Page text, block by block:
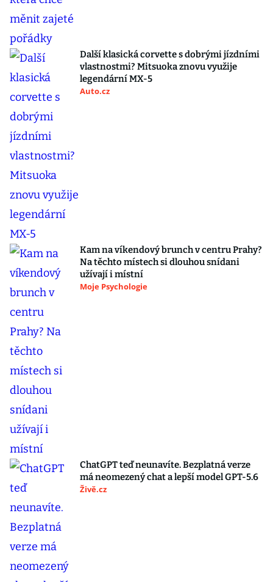
Další klasická corvette s dobrými jízdními
vlastnostmi? Mitsuoka znovu využije
legendární MX-5
Auto.cz
Kam na víkendový brunch v centru Prahy?
Na těchto místech si dlouhou snídani
užívají i místní
Moje Psychologie
ChatGPT teď neunavíte. Bezplatná verze
má neomezený chat a lepší model GPT-5.6
Živě.cz